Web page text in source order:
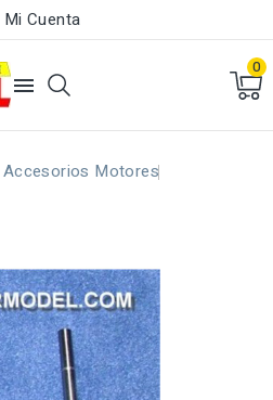
Mi Cuenta

0
Accesorios Motores